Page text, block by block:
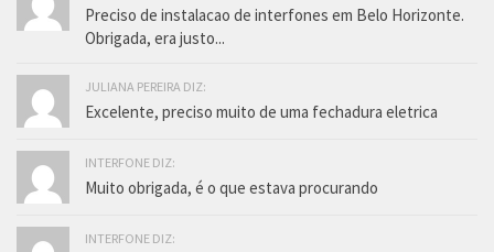
Preciso de instalacao de interfones em Belo Horizonte.
Obrigada, era justo...
JULIANA PEREIRA DIZ:
Excelente, preciso muito de uma fechadura eletrica
INTERFONE DIZ:
Muito obrigada, é o que estava procurando
INTERFONE DIZ: